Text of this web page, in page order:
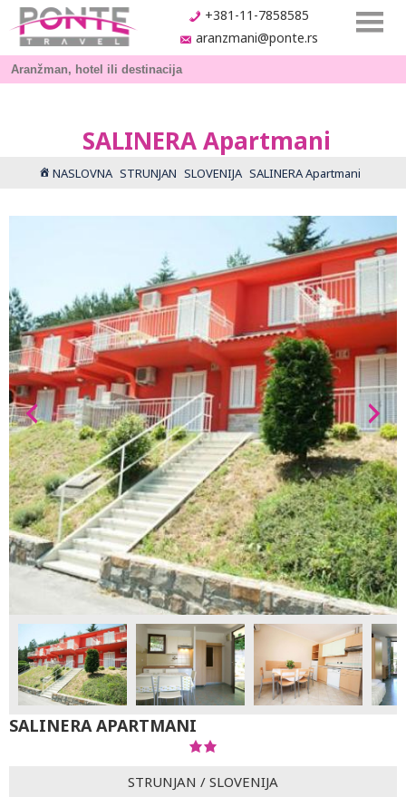
+381-11-7858585
aranzmani@ponte.rs
SALINERA Apartmani
NASLOVNA STRUNJAN SLOVENIJA SALINERA Apartmani
SALINERA APARTMANI
STRUNJAN / SLOVENIJA